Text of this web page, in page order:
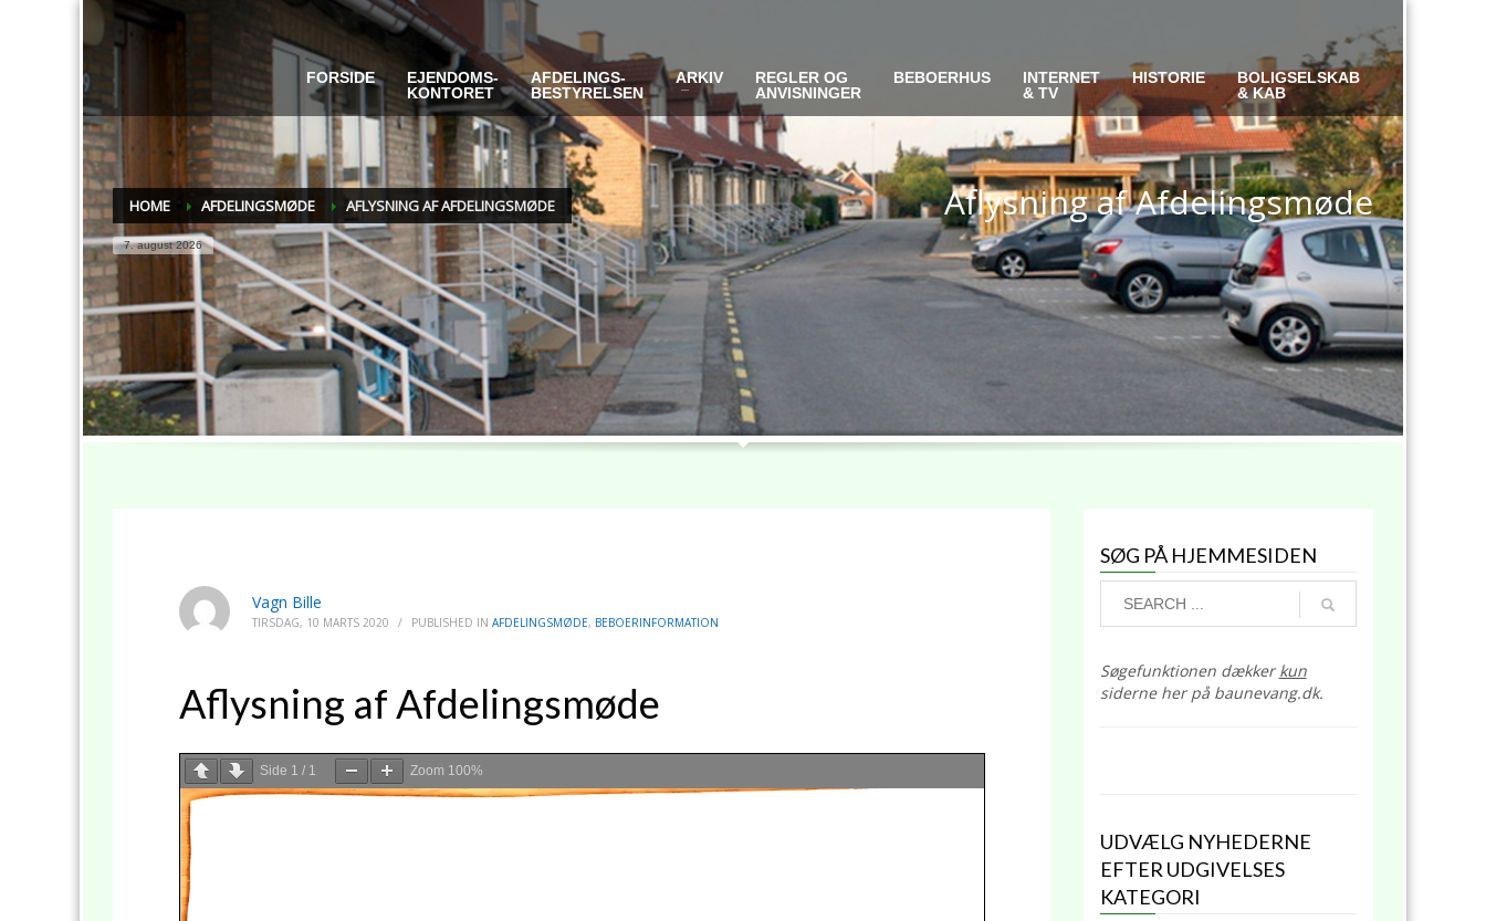
FORSIDE
EJENDOMS-
KONTORET
AFDELINGS-
BESTYRELSEN
ARKIV
REGLER OG
ANVISNINGER
BEBOERHUS
INTERNET
& TV
HISTORIE
BOLIGSELSKAB
& KAB
HOME AFDELINGSMØDE AFLYSNING AF AFDELINGSMØDE
7. august 2026
Aflysning af Afdelingsmøde
Vagn Bille
TIRSDAG, 10 MARTS 2020 / PUBLISHED IN AFDELINGSMØDE, BEBOERINFORMATION
Aflysning af Afdelingsmøde
Side 1 / 1 Zoom 100%
SØG PÅ HJEMMESIDEN
Søgefunktionen dækkerkun
siderne her på baunevang.dk.
UDVÆLG NYHEDERNE
EFTER UDGIVELSES
KATEGORI